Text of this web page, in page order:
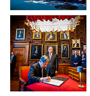
Affaires contentieuses
classées par procédures
incidentes
Procédures consultatives
Arrêts, avis
consultatifs et
ordonnances
DOCUMENTS DE BASE